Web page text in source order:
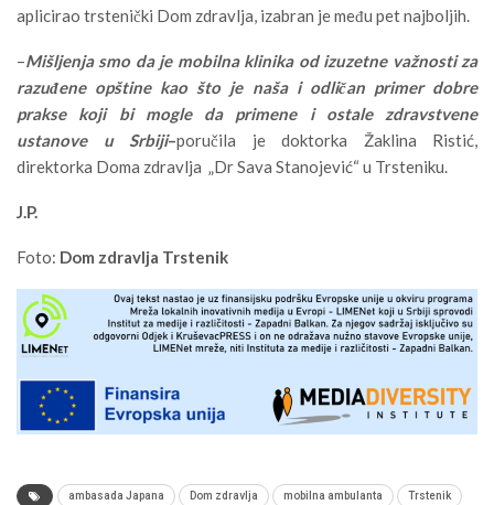
aplicirao trstenički Dom zdravlja, izabran je među pet najboljih.
–Mišljenja smo da je mobilna klinika od izuzetne važnosti za
razuđene opštine kao što je naša i odličan primer dobre
prakse koji bi mogle da primene i ostale zdravstvene
ustanove u Srbiji–poručila je doktorka Žaklina Ristić,
direktorka Doma zdravlja „Dr Sava Stanojević“ u Trsteniku.
J.P.
Foto: Dom zdravlja Trstenik
ambasada Japana Dom zdravlja mobilna ambulanta Trstenik